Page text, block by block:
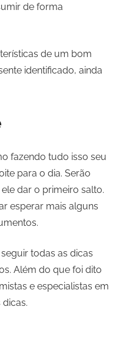
de forma
de um bom
identificado, ainda
fazendo tudo isso seu
para o dia. Serão
dar o primeiro salto.
esperar mais alguns
todas as dicas
Além do que foi dito
e especialistas em